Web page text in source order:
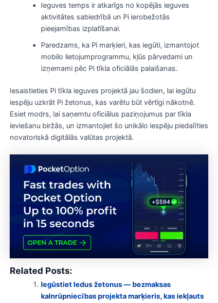
Ieguves temps ir atkarīgs no kopējās ieguves
aktivitātes sabiedrībā un Pi ierobežotās
pieejamības izplatīšanai.
Paredzams, ka Pi marķieri, kas iegūti, izmantojot
mobilo lietojumprogrammu, kļūs pārvedami un
izņemami pēc Pi tīkla oficiālās palaišanas.
Iesaistieties Pi tīkla ieguves projektā jau šodien, lai iegūtu
iespēju uzkrāt Pi žetonus, kas varētu būt vērtīgi nākotnē.
Esiet modrs, lai saņemtu oficiālus paziņojumus par tīkla
ieviešanu biržās, un izmantojiet šo unikālo iespēju piedalīties
novatoriskā digitālās valūtas projektā.
Related Posts:
Iegūstiet ledus žetonus — bezmaksas
kalnrūpniecības projekta marķieris, kas iekļauts